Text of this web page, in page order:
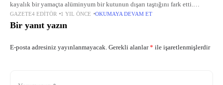
kayalık bir yamaçta alüminyum bir kutunun dışarı taştığını fark etti.
Kutunun içinden çıkanlar ise herkesi şaşırttı: altın bilezikler, puro kutuları,
makyaj
GAZETE4 EDITÖR 1 YIL ÖNCE OKUMAYA DEVAM ET
Bir yanıt yazın
E-posta adresiniz yayınlanmayacak. Gerekli alanlar* ile işaretlenmişlerdir